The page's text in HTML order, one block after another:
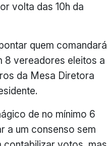
volta das 10h da
quem comandará
8 vereadores eleitos a
da Mesa Diretora
de no mínimo 6
a um consenso sem